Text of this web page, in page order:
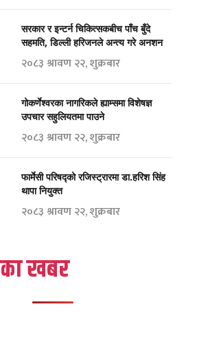
सरकार र इन्टर्न चिकित्सकबीच पाँच बुँदे
सहमति, डिल्ली हरिजनले अन्त्य गरे अनशन
२०८३ श्रावण २२, शुक्रबार
गोकर्णेश्वरका नागरिकले ह्याम्समा विशेषज्ञ
उपचार सहुलियतमा पाउने
२०८३ श्रावण २२, शुक्रबार
फार्मेसी परिषद्को रजिस्ट्रारमा डा.हरिश सिंह
थापा नियुक्त
२०८३ श्रावण २२, शुक्रबार
खबर